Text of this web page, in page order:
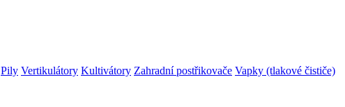
Pily Vertikulátory Kultivátory Zahradní postřikovače Vapky (tlakové čističe)